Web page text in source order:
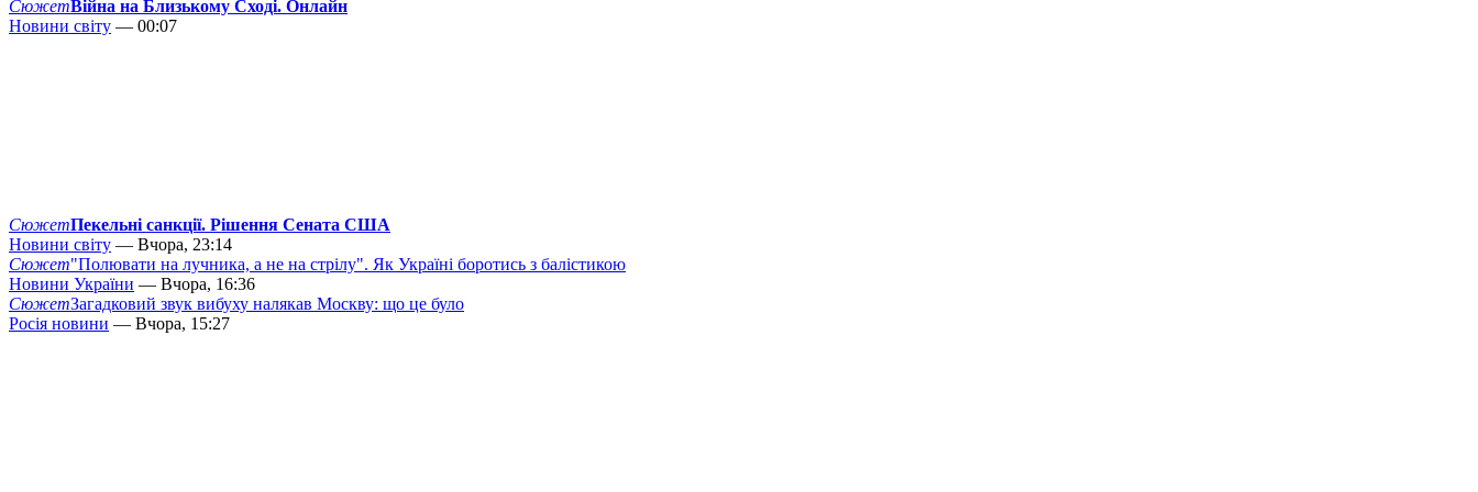
СюжетВійна на Близькому Сході. Онлайн
Новини світу — 00:07
СюжетПекельні санкції. Рішення Сената США
Новини світу — Вчора, 23:14
Сюжет"Полювати на лучника, а не на стрілу". Як Україні боротись з балістикою
Новини України — Вчора, 16:36
СюжетЗагадковий звук вибуху налякав Москву: що це було
Росія новини — Вчора, 15:27